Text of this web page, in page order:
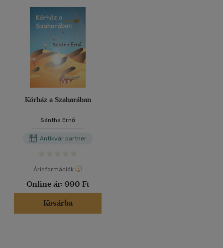
Kórház a Szaharában
Sántha Ernő
Antikvár partner
Árinformációk
Online ár: 990 Ft
Kosárba